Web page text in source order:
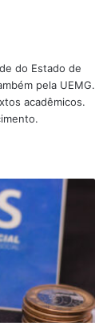
do Estado de
pela UEMG.
acadêmicos.